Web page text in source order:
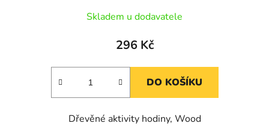
Skladem u dodavatele
296 Kč
DO KOŠÍKU
Dřevěné aktivity hodiny, Wood